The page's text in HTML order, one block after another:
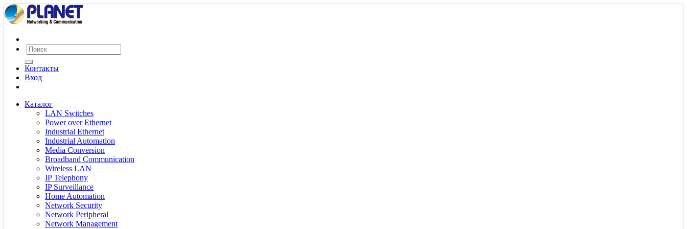
Контакты
Вход
Каталог
LAN Switches
Power over Ethernet
Industrial Ethernet
Industrial Automation
Media Conversion
Broadband Communication
Wireless LAN
IP Telephony
IP Surveillance
Home Automation
Network Security
Network Peripheral
Network Management